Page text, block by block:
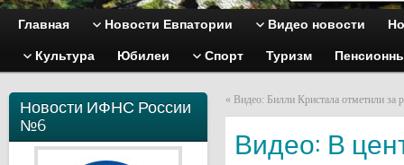
Главная Новости Евпатории Видео новости
Культура Юбилеи Спорт Туризм
Новости ИФНС России
№6
« Видео: Билли Кристала отметили за
Видео: В